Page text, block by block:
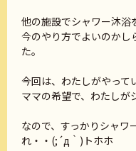
他の施設でシャワー沐浴
今のやり方でよいのかし
た。
今回は、わたしがやって
ママの希望で、わたしが
なので、すっかりシャワ
れ・・(;´д｀)トホホ